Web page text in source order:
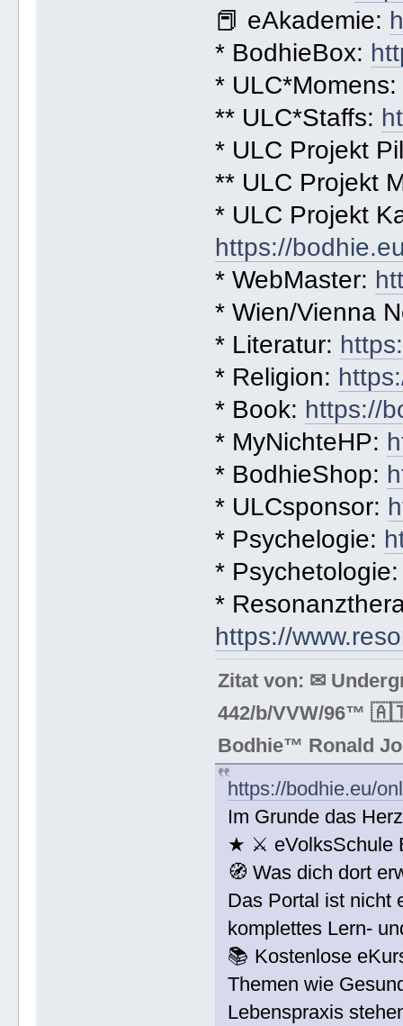
📕 eAkademie:
* BodhieBox:
*
** ULC*Staffs:
* ULC Projekt
** ULC Projekt
* ULC Projekt
https://
* WebMaster:
* Wien/Vienna
* Literatur:
* Religion:
* Book: https://
* MyNichteHP:
* BodhieShop:
* ULCsponsor:
* Psychelogie:
*
*
https://
Zitat von: ✉
442/b/VVW/96™
Bodhie™ Ronald
https://bodhie.eu/
Im Grunde das
★ ⚔
🧭 Was dich dort
Das Portal ist nicht
komplettes Lern-
📚 Kostenlose
Themen wie
Lebenspraxis